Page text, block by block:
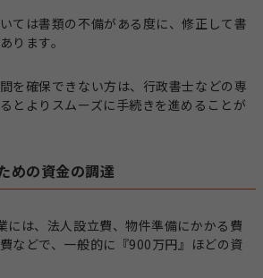
ては書類の不備がある度に、修正して書
ります。
を確保できない方は、行政書士などの専
とよりスムーズに手続きを進めることが
めの資金の調達
には、法人設立費、物件準備にかかる費
などで、一般的に『900万円』ほどの資